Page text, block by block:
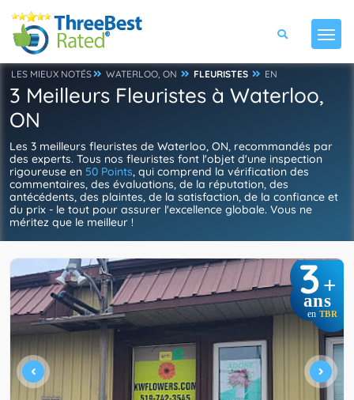
LES MIEUX NOTÉS WATERLOO, ON FLEURISTES EN
3 Meilleurs Fleuristes à Waterloo,
ON
Les 3 meilleurs fleuristes de Waterloo, ON, recommandés par
des experts. Tous nos fleuristes font l'objet d'une inspection
rigoureuse en 50 Points, qui comprend la vérification des
commentaires, des évaluations, de la réputation, des
antécédents, des plaintes, de la satisfaction, de la confiance et
du prix - le tout pour assurer l'excellence globale. Vous ne
méritez que le meilleur !
3+
ans
en TBR